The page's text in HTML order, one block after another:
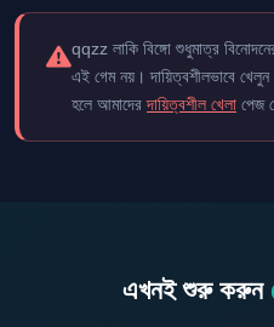
qqzz লাকি বিঙ্গো শুধুমাত্র
এই গেম নয়। দায়িত্বশীলভাবে
হলে আমাদেরদায়িত্বশীল খেলা পেজ
এখনই শুরু করুন